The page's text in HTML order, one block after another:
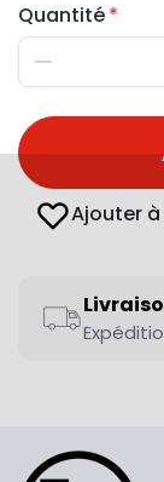
Quantité
Diminuer
Ajouter